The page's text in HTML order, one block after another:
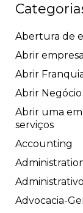
Abertura de
Abrir empresa
Abrir
Abrir Negócio
Abrir uma
serviços
Accounting
Administrativo
Advocacia-